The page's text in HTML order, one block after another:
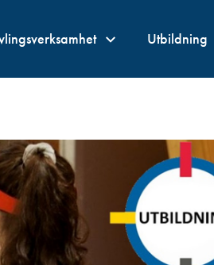
Utbildning